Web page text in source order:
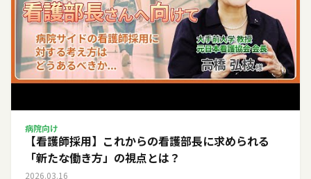
病院向け
【看護師採用】これからの看護部長に求められる
「新たな働き方」の視点とは？
2026.03.16